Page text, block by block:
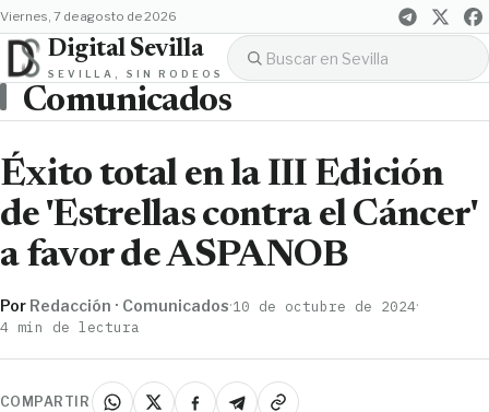
viernes, 7 de agosto de 2026
Digital Sevilla
SEVILLA, SIN RODEOS
Comunicados
Éxito total en la III Edición
de 'Estrellas contra el Cáncer'
a favor de ASPANOB
Por Redacción · Comunicados·10 de octubre de 2024·
4 min de lectura
COMPARTIR